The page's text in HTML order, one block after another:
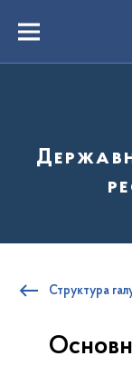
вмістуMenu
Структура